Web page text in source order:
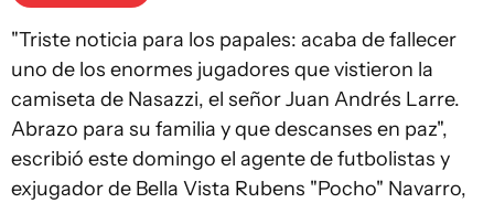
"Triste noticia para los papales: acaba de fallecer
uno de los enormes jugadores que vistieron la
camiseta de Nasazzi, el señor Juan Andrés Larre.
Abrazo para su familia y que descanses en paz",
escribió este domingo el agente de futbolistas y
exjugador de Bella Vista Rubens "Pocho" Navarro,